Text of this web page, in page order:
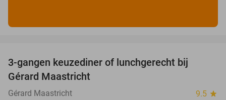
3-gangen keuzediner of lunchgerecht bij
Gérard Maastricht
Gérard Maastricht 9.5 star